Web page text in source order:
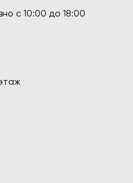
c 10:00 до 18:00